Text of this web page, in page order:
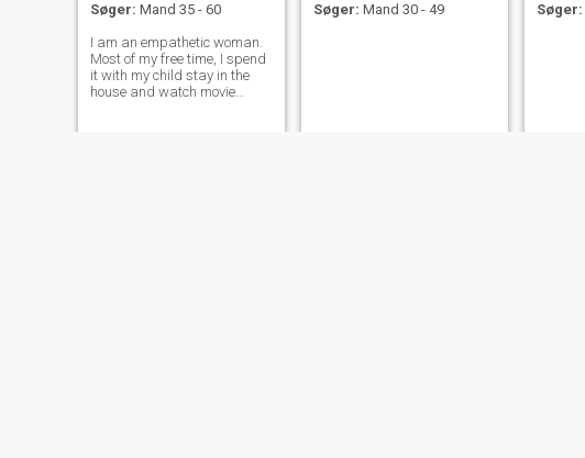
Søger: Mand 35 - 60
I am an empathetic woman.
Most of my free time, I spend
it with my child stay in the
house and watch movie
Søger: Mand 30 - 49
Søger: